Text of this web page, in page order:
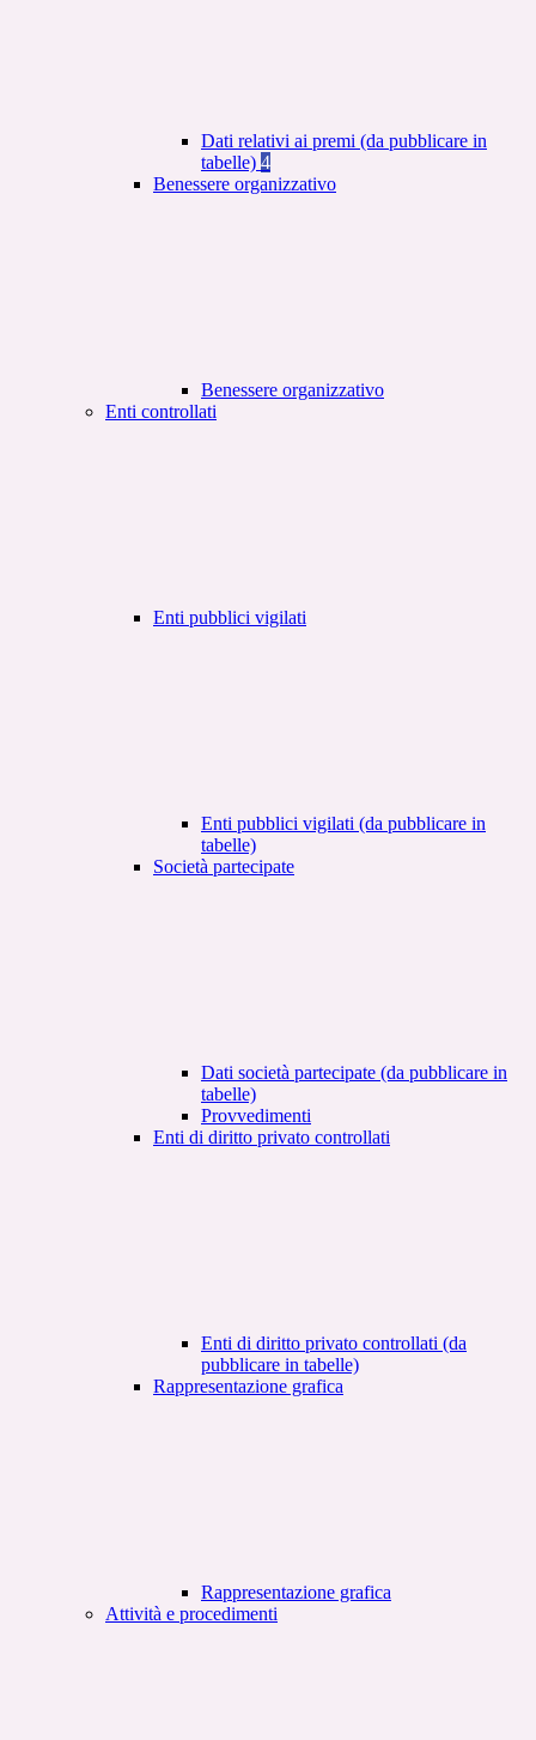
Dati relativi ai premi (da pubblicare in
tabelle) 4
Benessere organizzativo
Benessere organizzativo
Enti controllati
Enti pubblici vigilati
Enti pubblici vigilati (da pubblicare in
tabelle)
Società partecipate
Dati società partecipate (da pubblicare in
tabelle)
Provvedimenti
Enti di diritto privato controllati
Enti di diritto privato controllati (da
pubblicare in tabelle)
Rappresentazione grafica
Rappresentazione grafica
Attività e procedimenti